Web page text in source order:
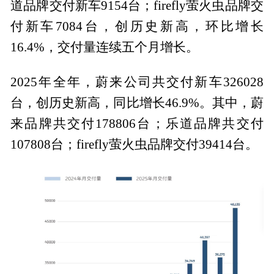
道品牌交付新车9154台；firefly萤火虫品牌交
付新车7084台，创历史新高，环比增长
16.4%，交付量连续五个月增长。
2025年全年，蔚来公司共交付新车326028
台，创历史新高，同比增长46.9%。其中，蔚
来品牌共交付178806台；乐道品牌共交付
107808台；firefly萤火虫品牌交付39414台。